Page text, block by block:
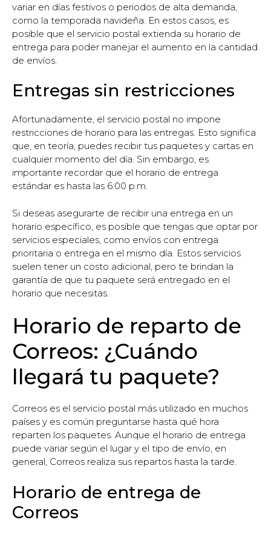
variar en días festivos o periodos de alta demanda,
como la temporada navideña. En estos casos, es
posible que el servicio postal extienda su horario de
entrega para poder manejar el aumento en la cantidad
de envíos.
Entregas sin restricciones
Afortunadamente, el servicio postal no impone
restricciones de horario para las entregas. Esto significa
que, en teoría, puedes recibir tus paquetes y cartas en
cualquier momento del día. Sin embargo, es
importante recordar que el horario de entrega
estándar es hasta las 6:00 p.m.
Si deseas asegurarte de recibir una entrega en un
horario específico, es posible que tengas que optar por
servicios especiales, como envíos con entrega
prioritaria o entrega en el mismo día. Estos servicios
suelen tener un costo adicional, pero te brindan la
garantía de que tu paquete será entregado en el
horario que necesitas.
Horario de reparto de
Correos: ¿Cuándo
llegará tu paquete?
Correos es el servicio postal más utilizado en muchos
países y es común preguntarse hasta qué hora
reparten los paquetes. Aunque el horario de entrega
puede variar según el lugar y el tipo de envío, en
general, Correos realiza sus repartos hasta la tarde.
Horario de entrega de
Correos